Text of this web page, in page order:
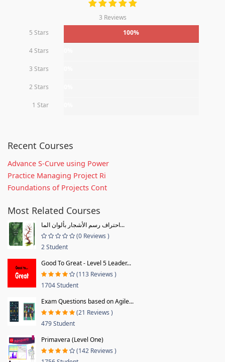
3 Reviews
5 Stars
100%
4 Stars
3 Stars
2 Stars
1 Star
Recent Courses
Advance S-Curve using Power
Practice Managing Project Ri
Foundations of Projects Cont
Most Related Courses
احتراف رسم الأشجار بألوان الما...
(0 Reviews )
2 Student
Good To Great - Level 5 Leader...
(113 Reviews )
1704 Student
Exam Questions based on Agile...
(21 Reviews )
479 Student
Primavera (Level One)
(142 Reviews )